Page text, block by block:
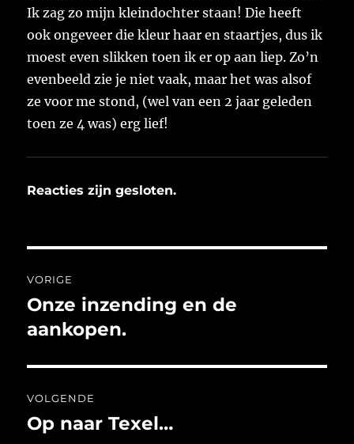
Ik zag zo mijn kleindochter staan! Die heeft
ook ongeveer die kleur haar en staartjes, dus ik
moest even slikken toen ik er op aan liep. Zo’n
evenbeeld zie je niet vaak, maar het was alsof
ze voor me stond, (wel van een 2 jaar geleden
toen ze 4 was) erg lief!
Reacties zijn gesloten.
navigatie
VORIGE
Vorig
bericht:
Onze inzending en de
aankopen.
VOLGENDE
Volgend
Op naar Texel…